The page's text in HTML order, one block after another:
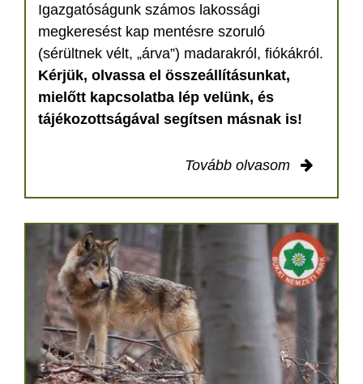
Igazgatóságunk számos lakossági
megkeresést kap mentésre szoruló
(sérültnek vélt, „árva”) madarakról, fiókákról.
Kérjük, olvassa el összeállításunkat,
mielőtt kapcsolatba lép velünk, és
tájékozottságával segítsen másnak is!
Tovább olvasom